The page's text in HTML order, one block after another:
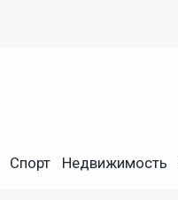
Спорт Недвижимость